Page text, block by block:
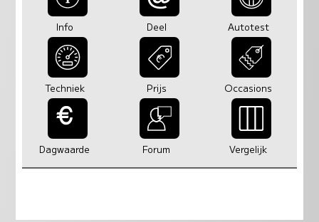
Info Deel Autotest
Techniek Prijs Occasions
Dagwaarde Forum Vergelijk